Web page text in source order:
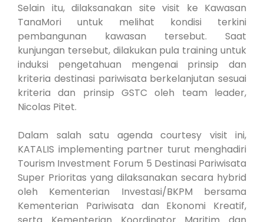
Selain itu, dilaksanakan site visit ke Kawasan
TanaMori untuk melihat kondisi terkini
pembangunan kawasan tersebut. Saat
kunjungan tersebut, dilakukan pula training untuk
induksi pengetahuan mengenai prinsip dan
kriteria destinasi pariwisata berkelanjutan sesuai
kriteria dan prinsip GSTC oleh team leader,
Nicolas Pitet.
Dalam salah satu agenda courtesy visit ini,
KATALIS implementing partner turut menghadiri
Tourism Investment Forum 5 Destinasi Pariwisata
Super Prioritas yang dilaksanakan secara hybrid
oleh Kementerian Investasi/BKPM bersama
Kementerian Pariwisata dan Ekonomi Kreatif,